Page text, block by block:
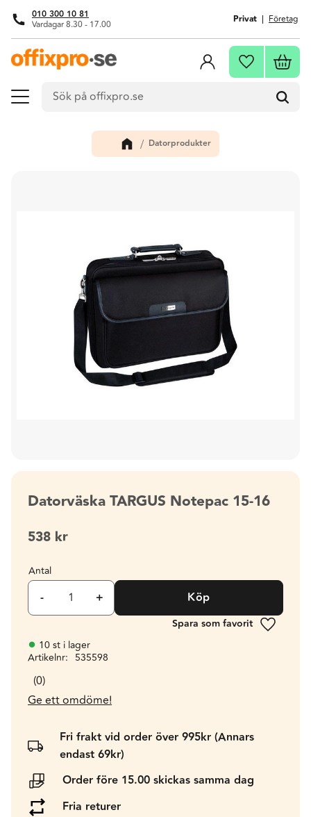
Meny
010 300 10 81
Vardagar 8.30 - 17.00 Privat Företag
Favoriter
Datorprodukter
Datorväska TARGUS Notepac 15-16
538 kr
Antal
+
- Köp
Lägg till
10 st i lager
Artikelnr
535598
0
Ge ett omdöme!
Fri frakt vid order över 995kr (Annars
endast 69kr)
Order före 15.00 skickas samma dag
Fria returer